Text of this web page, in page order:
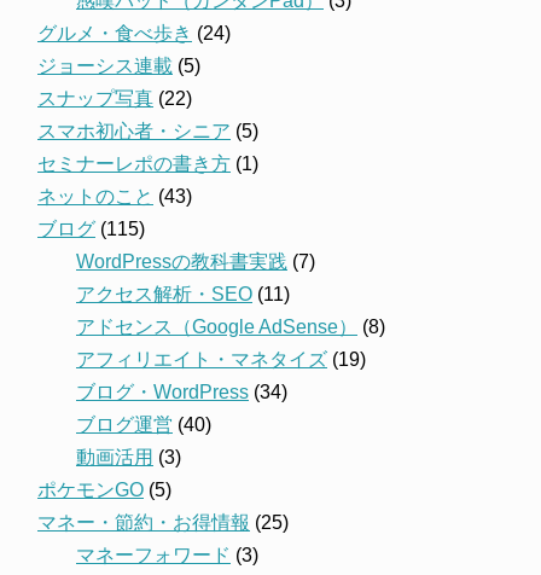
グルメ・食べ歩き (24)
ジョーシス連載 (5)
スナップ写真 (22)
スマホ初心者・シニア (5)
セミナーレポの書き方 (1)
ネットのこと (43)
ブログ (115)
WordPressの教科書実践 (7)
アクセス解析・SEO (11)
アドセンス（Google AdSense）
(8)
アフィリエイト・マネタイズ (19)
ブログ・WordPress (34)
ブログ運営 (40)
動画活用 (3)
ポケモンGO (5)
マネー・節約・お得情報 (25)
マネーフォワード (3)